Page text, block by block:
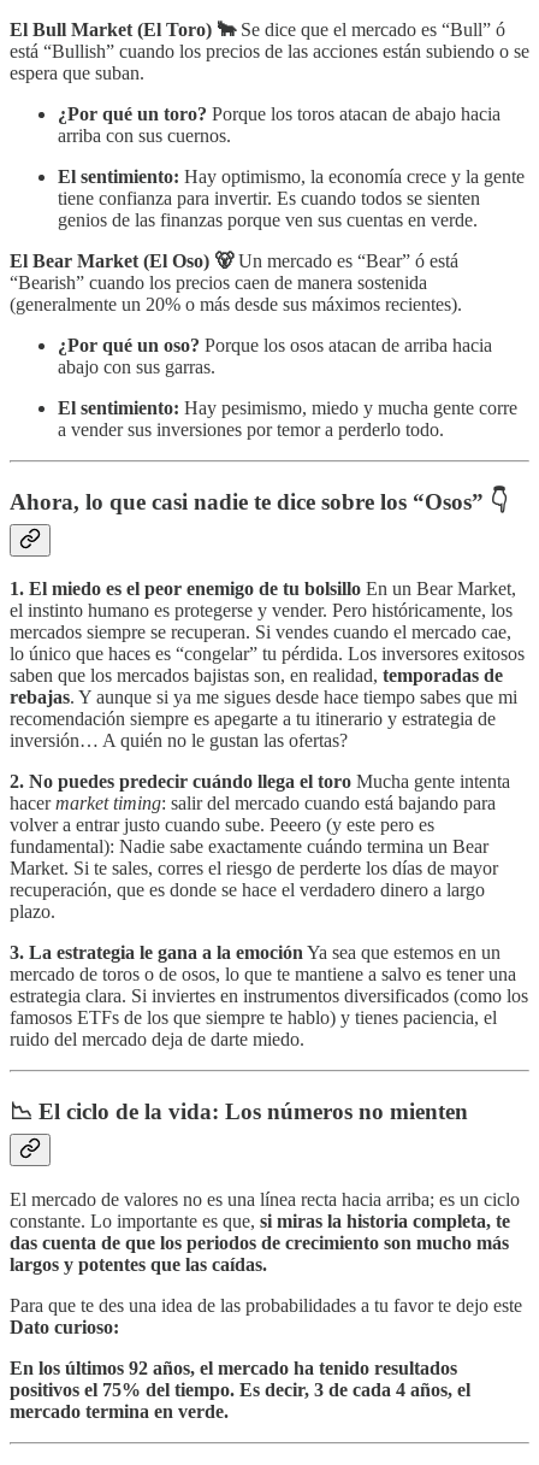
El Bull Market (El Toro) 🐂Se dice que el mercado es “Bull” ó
está “Bullish” cuando los precios de las acciones están subiendo o se
espera que suban.
¿Por qué un toro? Porque los toros atacan de abajo hacia
arriba con sus cuernos.
El sentimiento: Hay optimismo, la economía crece y la gente
tiene confianza para invertir. Es cuando todos se sienten
genios de las finanzas porque ven sus cuentas en verde.
El Bear Market (El Oso) 🐻Un mercado es “Bear” ó está
“Bearish” cuando los precios caen de manera sostenida
(generalmente un 20% o más desde sus máximos recientes).
¿Por qué un oso? Porque los osos atacan de arriba hacia
abajo con sus garras.
El sentimiento: Hay pesimismo, miedo y mucha gente corre
a vender sus inversiones por temor a perderlo todo.
Ahora, lo que casi nadie te dice sobre los “Osos” 👇
1. El miedo es el peor enemigo de tu bolsillo En un Bear Market,
el instinto humano es protegerse y vender. Pero históricamente, los
mercados siempre se recuperan. Si vendes cuando el mercado cae,
lo único que haces es “congelar” tu pérdida. Los inversores exitosos
saben que los mercados bajistas son, en realidad, temporadas de
rebajas. Y aunque si ya me sigues desde hace tiempo sabes que mi
recomendación siempre es apegarte a tu itinerario y estrategia de
inversión… A quién no le gustan las ofertas?
2. No puedes predecir cuándo llega el toro Mucha gente intenta
hacermarket timing: salir del mercado cuando está bajando para
volver a entrar justo cuando sube. Peeero (y este pero es
fundamental): Nadie sabe exactamente cuándo termina un Bear
Market. Si te sales, corres el riesgo de perderte los días de mayor
recuperación, que es donde se hace el verdadero dinero a largo
plazo.
3. La estrategia le gana a la emociónYa sea que estemos en un
mercado de toros o de osos, lo que te mantiene a salvo es tener una
estrategia clara. Si inviertes en instrumentos diversificados (como los
famosos ETFs de los que siempre te hablo) y tienes paciencia, el
ruido del mercado deja de darte miedo.
📉 El ciclo de la vida: Los números no mienten
El mercado de valores no es una línea recta hacia arriba; es un ciclo
constante. Lo importante es que, si miras la historia completa, te
das cuenta de que los periodos de crecimiento son mucho más
largos y potentes que las caídas.
Para que te des una idea de las probabilidades a tu favor te dejo este
Dato curioso:
En los últimos 92 años, el mercado ha tenido resultados
positivos el 75% del tiempo. Es decir, 3 de cada 4 años, el
mercado termina en verde.